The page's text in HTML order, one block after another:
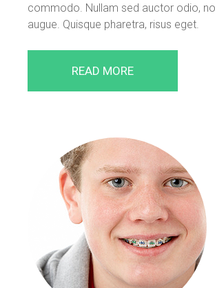
commodo. Nullam sed auctor odio,
augue. Quisque pharetra, risus eget.
READ MORE